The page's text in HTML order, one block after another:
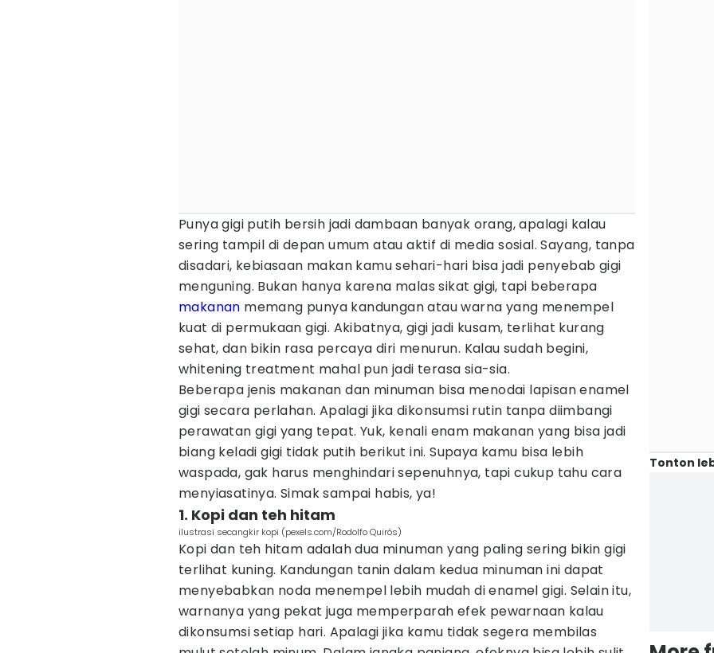
Punya gigi putih bersih jadi dambaan banyak orang, apalagi kalau
sering tampil di depan umum atau aktif di media sosial. Sayang, tanpa
disadari, kebiasaan makan kamu sehari-hari bisa jadi penyebab gigi
menguning. Bukan hanya karena malas sikat gigi, tapi beberapa
makanan memang punya kandungan atau warna yang menempel
kuat di permukaan gigi. Akibatnya, gigi jadi kusam, terlihat kurang
sehat, dan bikin rasa percaya diri menurun. Kalau sudah begini,
whitening treatment mahal pun jadi terasa sia-sia.
Beberapa jenis makanan dan minuman bisa menodai lapisan enamel
gigi secara perlahan. Apalagi jika dikonsumsi rutin tanpa diimbangi
perawatan gigi yang tepat. Yuk, kenali enam makanan yang bisa jadi
biang keladi gigi tidak putih berikut ini. Supaya kamu bisa lebih
waspada, gak harus menghindari sepenuhnya, tapi cukup tahu cara
menyiasatinya. Simak sampai habis, ya!
1. Kopi dan teh hitam
ilustrasi secangkir kopi (pexels.com/Rodolfo Quirós)
Kopi dan teh hitam adalah dua minuman yang paling sering bikin gigi
terlihat kuning. Kandungan tanin dalam kedua minuman ini dapat
menyebabkan noda menempel lebih mudah di enamel gigi. Selain itu,
warnanya yang pekat juga memperparah efek pewarnaan kalau
dikonsumsi setiap hari. Apalagi jika kamu tidak segera membilas
Tonton